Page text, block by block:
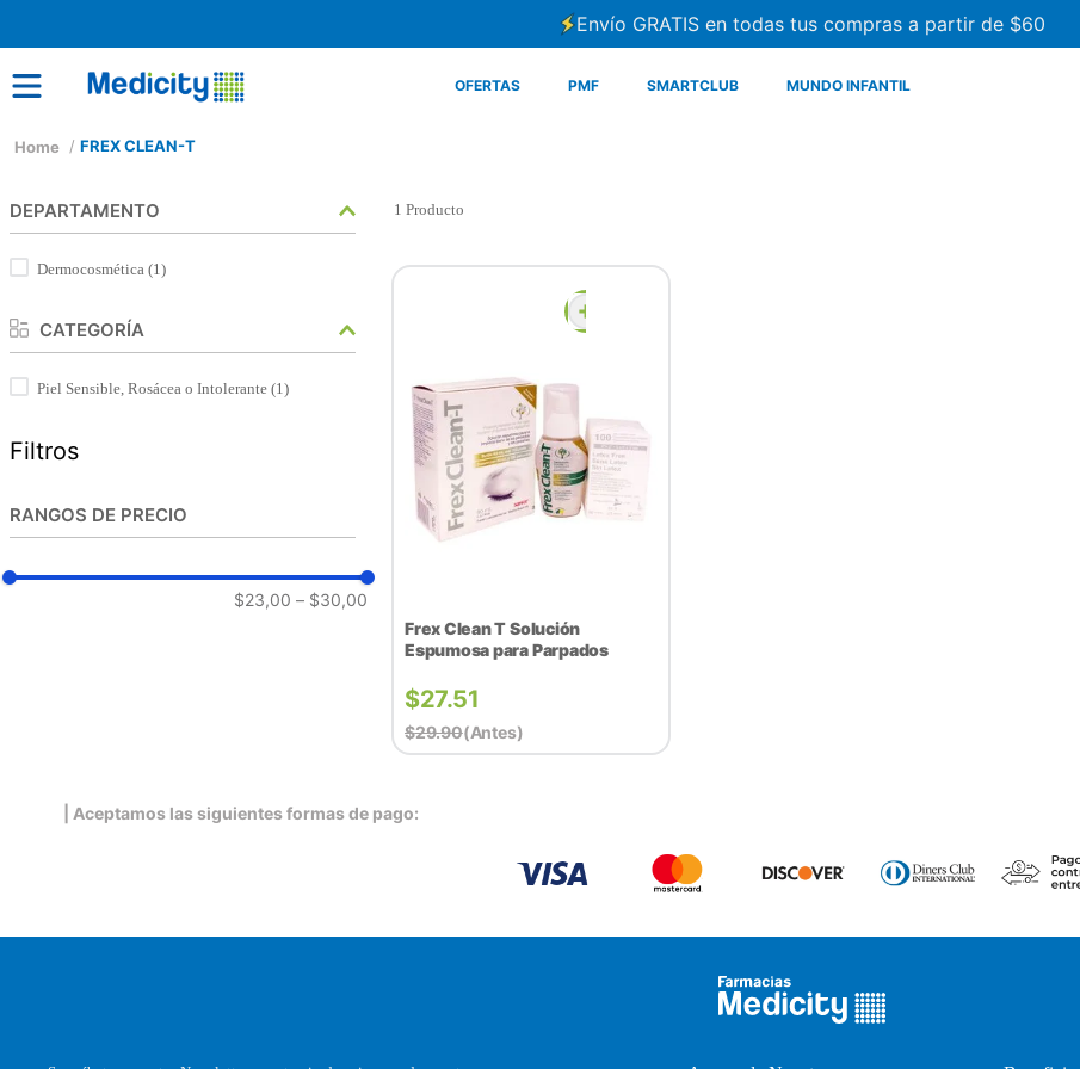
Envío GRATIS en todas tus compras a partir de $60
OFERTAS PMF SMARTCLUB MUNDO INFANTIL
FREX CLEAN-T
Filtros
DEPARTAMENTO
Dermocosmética (1)
CATEGORÍA
Piel Sensible, Rosácea o Intolerante (1)
RANGOS DE PRECIO
$23,00 – $30,00
1 Producto
Frex Clean T Solución
Espumosa para Parpados
$27.51
$29.90(antes)
| Aceptamos las siguientes formas de pago: